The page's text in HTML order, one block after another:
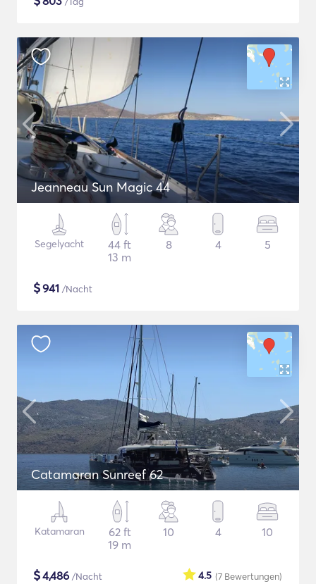
Jeanneau Sun Magic 44
Segelyacht
44 ft
13 m
8 4 5
$941 /Nacht
Catamaran Sunreef 62
Katamaran
62 ft
19 m
10 4 10
$4,486 /Nacht (7 Bewertungen)
4.5